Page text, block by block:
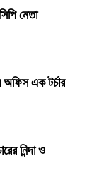
নেতা
অফিস এক টর্চার
নিন্দা ও